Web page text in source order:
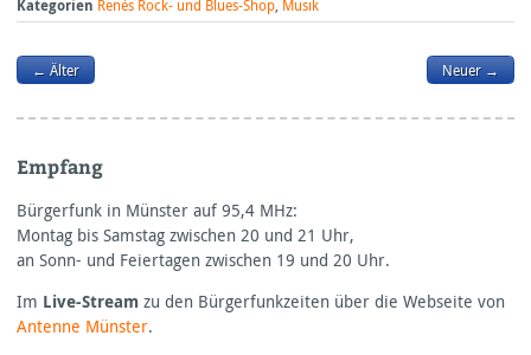
Kategorien Renés Rock- und Blues-Shop, Musik
← Älter Neuer →
Empfang
Bürgerfunk in Münster auf 95,4 MHz:
Montag bis Samstag zwischen 20 und 21 Uhr,
an Sonn- und Feiertagen zwischen 19 und 20 Uhr.
Im Live-Stream zu den Bürgerfunkzeiten über die Webseite von
Antenne Münster.